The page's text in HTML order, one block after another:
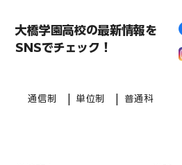
大橋学園高校の最新情報を
SNSでチェック！
通信制 単位制 普通科